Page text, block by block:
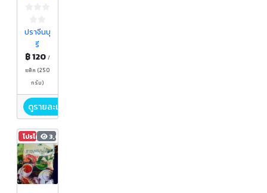
ปราจีนบุ
รี
฿ 120 /
แพ็ค (250
กรัม)
ดูรายละเอียด
โปรโมชัน3,609